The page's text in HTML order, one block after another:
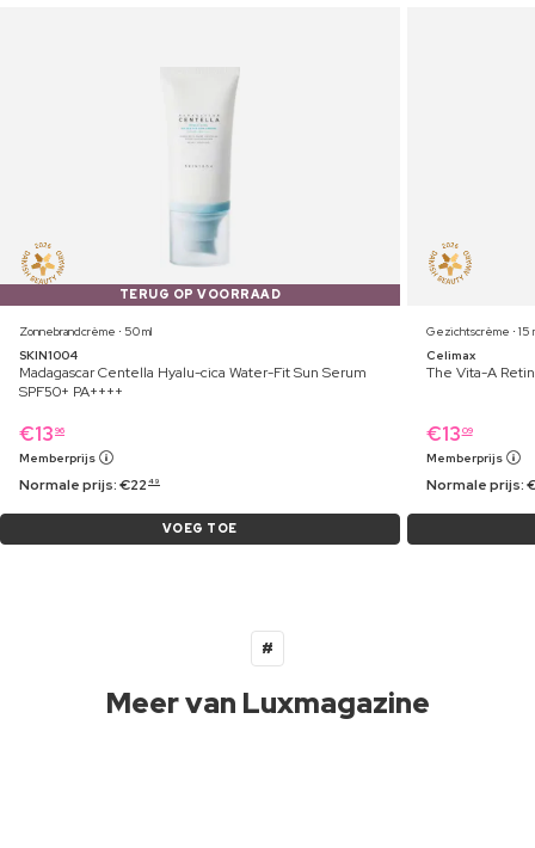
TERUG OP VOORRAAD
Zonnebrandcrème ⋅ 50 ml
SKIN1004
Madagascar Centella Hyalu-cica Water-Fit Sun Serum
SPF50+ PA++++
€13 96
Memberprijs
Normale prijs:€22 49
VOEG TOE
Gezichtscrème ⋅ 15
Celimax
The Vita-A
€13 09
Memberprijs
Normale prijs:
#
Meer van Luxmagazine